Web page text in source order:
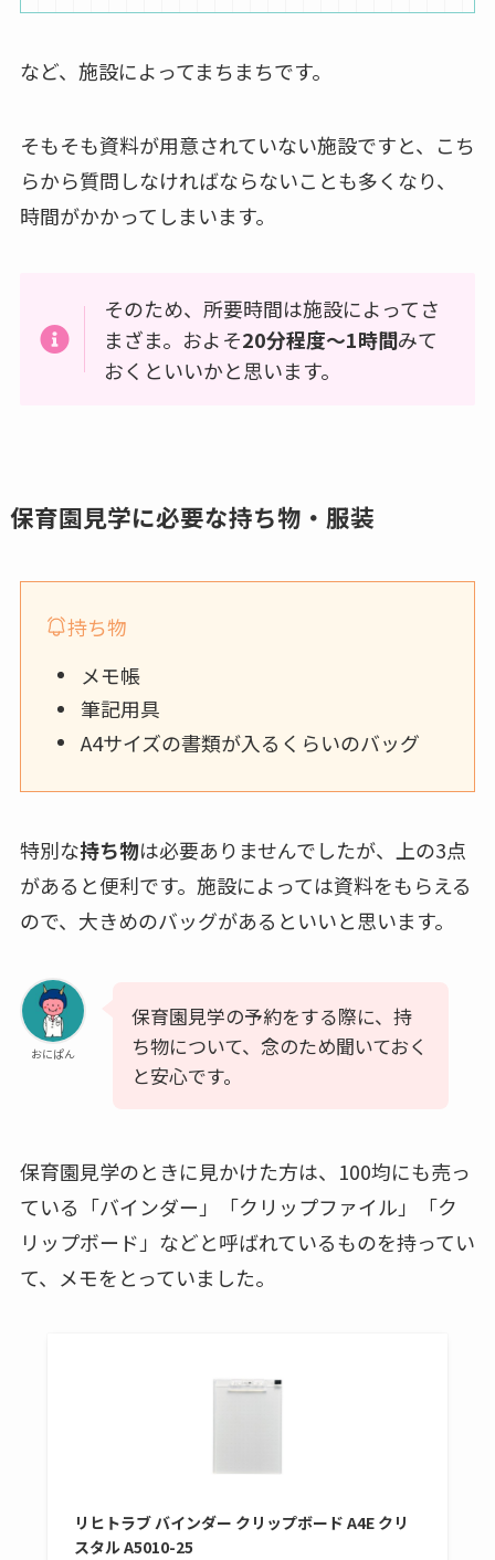
など、施設によってまちまちです。
そもそも資料が用意されていない施設ですと、こち
らから質問しなければならないことも多くなり、
時間がかかってしまいます。
そのため、所要時間は施設によってさ
まざま。およそ20分程度～1時間みて
おくといいかと思います。
保育園見学に必要な持ち物・服装
持ち物
メモ帳
筆記用具
A4サイズの書類が入るくらいのバッグ
特別な持ち物は必要ありませんでしたが、上の3点
があると便利です。施設によっては資料をもらえる
ので、大きめのバッグがあるといいと思います。
おにぱん
保育園見学の予約をする際に、持
ち物について、念のため聞いておく
と安心です。
保育園見学のときに見かけた方は、100均にも売っ
ている「バインダー」「クリップファイル」「ク
リップボード」などと呼ばれているものを持ってい
て、メモをとっていました。
リヒトラブ バインダー クリップボード A4E クリ
スタル A5010-25